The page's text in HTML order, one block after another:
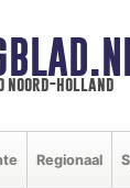
noord-holland
Regionaal